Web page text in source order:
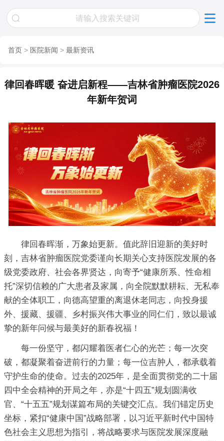
首页 > 医院新闻 > 最新资讯
律回春晖暖 奋进启新程——吉林省肿瘤医院2026
年新年贺词
律回春晖渐，万象始更新。值此辞旧迎新的美好时
刻，吉林省肿瘤医院党委谨向长期关心支持医院发展的各
级党委政府、社会各界贤达，向寄予“健康所系、性命相
托”深切信赖的广大患者及家属，向全院默默耕耘、无私奉
献的全体职工，向德高望重的离退休老同志，向投身援
外、援藏、援疆、乡村振兴伟大事业的同仁们，致以最诚
挚的新年问候与最美好的新春祝福！
每一份坚守，都闪耀着医者仁心的光芒；每一次突
破，都凝聚着奋进前行的力量；每一位吉肿人，都承载着
守护生命的使命。过去的2025年，是全面贯彻党的二十届
四中全会精神的开局之年，亦是“十四五”规划圆满收
官、“十五五”规划谋篇布局的关键交汇点。我们锚定历史
坐标，紧扣“健康中国”战略部署，以习近平新时代中国特
色社会主义思想为指引，将战略要求与医院发展深度融